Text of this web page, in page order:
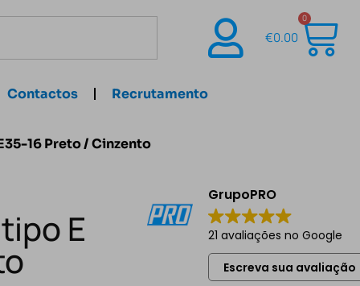
€0.00
0
Contactos Recrutamento
16 Preto / Cinzento
E
GrupoPRO
21 avaliações no Google
Escreva sua avaliação